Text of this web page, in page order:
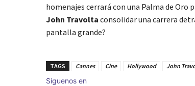
homenajes cerrará con una Palma de Oro
John Travolta consolidar una carrera
pantalla grande?
TAGS Cannes Cine Hollywood John
Síguenos en